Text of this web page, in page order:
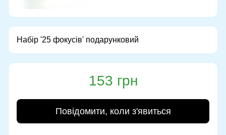
Набір '25 фокусів' подарунковий
153 грн
Повідомити, коли з'явиться